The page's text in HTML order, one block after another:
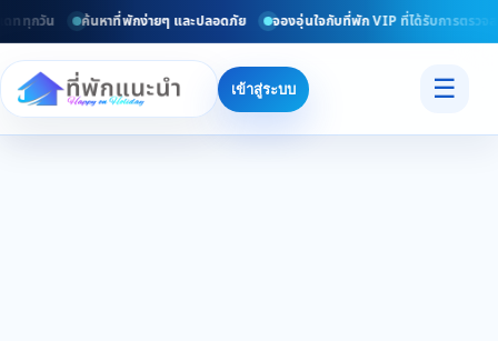
ททุกวัน ค้นหาที่พักง่ายๆ และปลอดภัย จองอุ่นใจกับที่พัก VIP ที่ได้รับการตรวจส
เข้าสู่ระบบ ☰